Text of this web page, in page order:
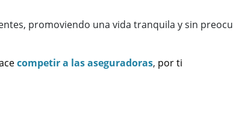
promoviendo una vida tranquila y sin
competir a las aseguradoras, por ti